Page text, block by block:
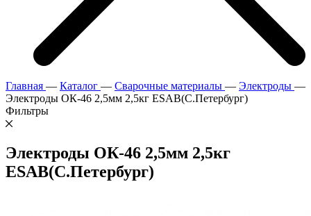
Главная — Каталог — Сварочные материалы — Электроды —
Электроды ОК-46 2,5мм 2,5кг ESAB(С.Петербург)
Фильтры
Электроды ОК-46 2,5мм 2,5кг
ESAB(С.Петербург)